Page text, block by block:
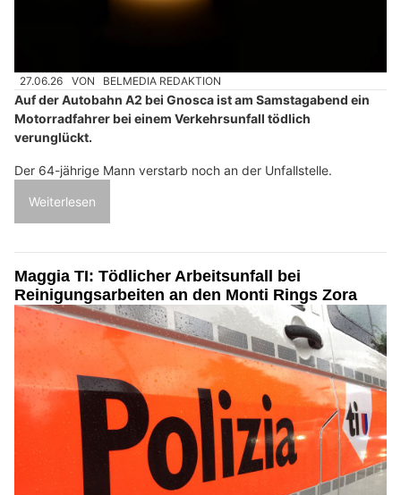
27.06.26 VON BELMEDIA REDAKTION
Auf der Autobahn A2 bei Gnosca ist am Samstagabend ein
Motorradfahrer bei einem Verkehrsunfall tödlich
verunglückt.
Der 64-jährige Mann verstarb noch an der Unfallstelle.
Weiterlesen
Maggia TI: Tödlicher Arbeitsunfall bei
Reinigungsarbeiten an den Monti Rings Zora